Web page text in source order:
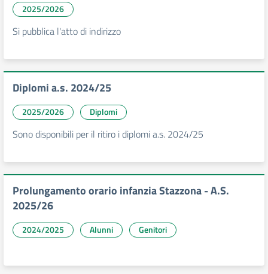
2025/2026
Si pubblica l'atto di indirizzo
Diplomi a.s. 2024/25
2025/2026 Diplomi
Sono disponibili per il ritiro i diplomi a.s. 2024/25
Prolungamento orario infanzia Stazzona - A.S.
2025/26
2024/2025 Alunni Genitori